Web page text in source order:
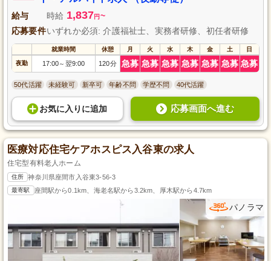
給与 時給 1,837円 ~
応募要件いずれか必須: 介護福祉士、実務者研修、初任者研修
就業時間 休憩 月 火 水 木 金 土 日
夜勤 17:00～ 翌9:00 120分 急募 急募 急募 急募 急募 急募 急募
50代活躍 未経験可 新卒可 年齢不問 学歴不問 40代活躍
お気に入り に追加 応募画面へ進む
医療対応住宅ケアホスピス入谷東の求人
住宅型有料老人ホーム
住所 神奈川県座間市入谷東3-56-3
最寄駅 座間駅から0.1km、海老名駅から3.2km、厚木駅から4.7km
パノラマ